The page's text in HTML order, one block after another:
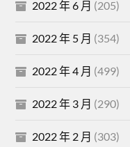
2022 年 6 月 (205)
2022 年 5 月 (354)
2022 年 4 月 (499)
2022 年 3 月 (290)
2022 年 2 月 (303)